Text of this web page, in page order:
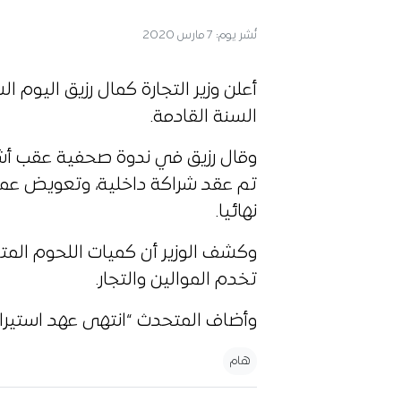
نُشر يوم: 7 مارس 2020
أعلن وزير التجارة كمال رزيق اليوم
السنة القادمة.
وقال رزيق في ندوة صحفية عقب
تم عقد شراكة داخلية، وتعويض
نهائيا.
وكشف الوزير أن كميات اللحوم
تخدم الموالين والتجار.
وأضاف المتحدث “انتهى عهد
هام